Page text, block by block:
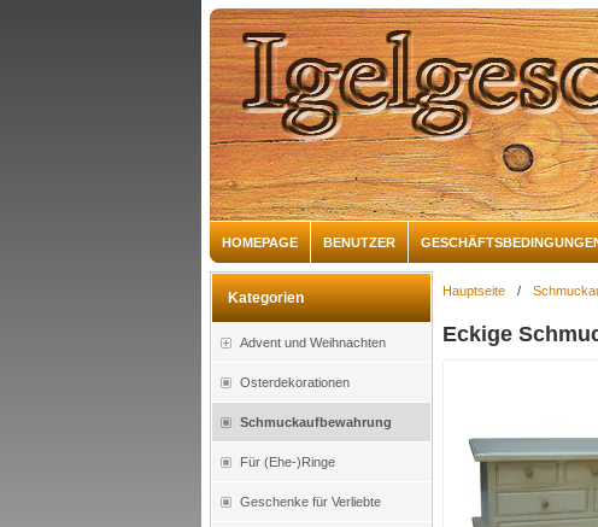
HOMEPAGE BENUTZER
Kategorien
Advent und Weihnachten
Osterdekorationen
Schmuckaufbewahrung
Für (Ehe-)Ringe
Geschenke für Verliebte
Hauptseite /
Eckige